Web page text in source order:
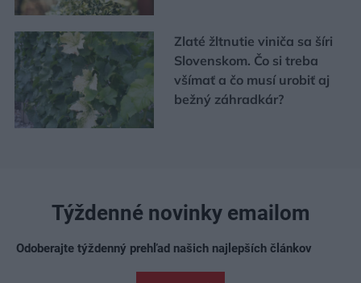
Zlaté žltnutie viniča sa šíri
Slovenskom. Čo si treba
všímať a čo musí urobiť aj
bežný záhradkár?
Týždenné novinky emailom
Odoberajte týždenný prehľad našich najlepších článkov